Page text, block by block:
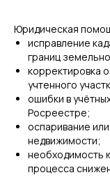
Юридическая
исправление
границ
корректировка
учтенного
ошибки в
Росреестре;
оспаривание
недвижимости;
необходимость
процесса